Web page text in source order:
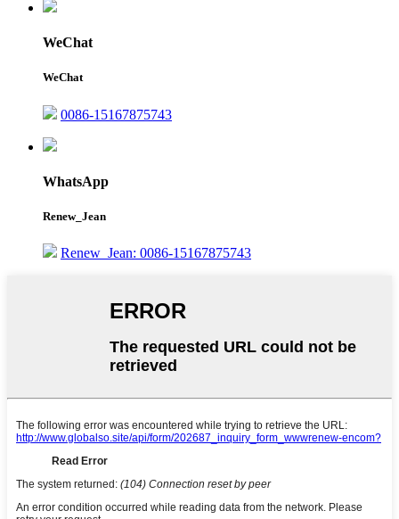
WeChat
WeChat
0086-15167875743
WhatsApp
Renew_Jean
Renew_Jean: 0086-15167875743